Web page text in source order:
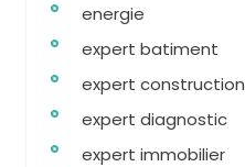
energie
expert batiment
expert construction
expert diagnostic
expert immobilier